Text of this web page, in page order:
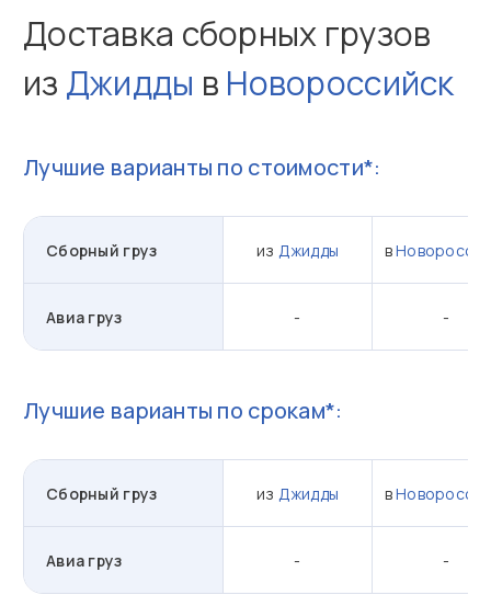
Доставка сборных грузов
из Джидды в Новороссийск
Лучшие варианты по стоимости*:
Сборный груз из Джидды в
Авиа груз - -
Лучшие варианты по срокам*:
Сборный груз из Джидды в
Авиа груз - -